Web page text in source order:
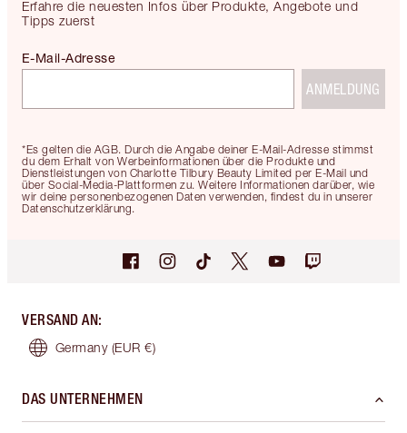
Erfahre die neuesten Infos über Produkte, Angebote und
Tipps zuerst
*Es gelten die AGB. Durch die Angabe deiner E-Mail-Adresse stimmst
du dem Erhalt von Werbeinformationen über die Produkte und
Dienstleistungen von Charlotte Tilbury Beauty Limited per E-Mail und
über Social-Media-Plattformen zu. Weitere Informationen darüber, wie
wir deine personenbezogenen Daten verwenden, findest du in unserer
Datenschutzerklärung.
E-Mail-Adresse
ANMELDUNG
VERSAND AN:
Germany (EUR €)
DAS UNTERNEHMEN